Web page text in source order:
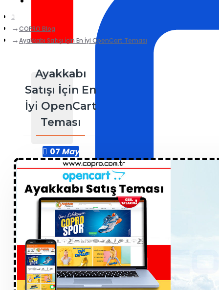
COPRO Blog
Ayakkabı Satışı İçin En İyi OpenCart Teması
Ayakkabı
Satışı İçin En
İyi OpenCart
Teması
07 May